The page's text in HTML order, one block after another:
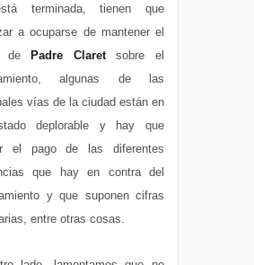
terminada, tienen que
a ocuparse de mantener el
de
Padre Claretsobre el
algunas de las
vías de la ciudad están en
deplorable y hay que
el pago de las diferentes
que hay en contra del
y que suponen cifras
entre otras cosas.